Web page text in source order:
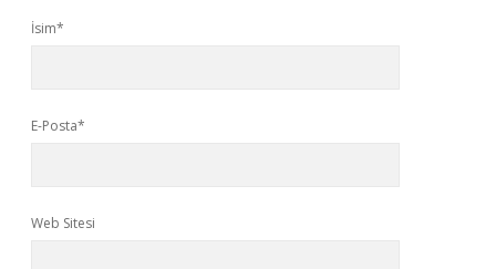
İsim*
E-Posta*
Web Sitesi